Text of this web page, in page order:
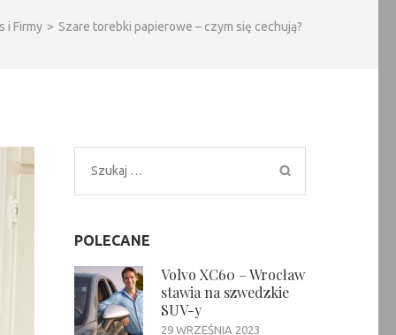
i Firmy > Szare torebki papierowe – czym się cechują?
Szukaj:
POLECANE
Volvo XC60 – Wrocław
stawia na szwedzkie
SUV-y
29 WRZEŚNIA 2023